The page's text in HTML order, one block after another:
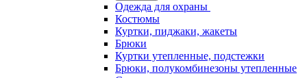
Одежда для охраны
Костюмы
Куртки, пиджаки, жакеты
Брюки
Куртки утепленные, подстежки
Брюки, полукомбинезоны утепленные